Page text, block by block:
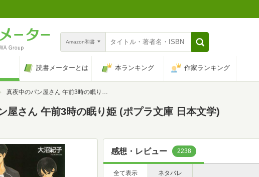
Amazon和書
読書メーターとは 本ランキング 作家ランキング
真夜中のパン屋さん 午前3時の眠り姫 (ポプラ文庫 日本文学)
屋さん 午前3時の眠り姫 (ポプラ文庫 日本文学)
感想・レビュー 2238
全て表示 ネタバレ